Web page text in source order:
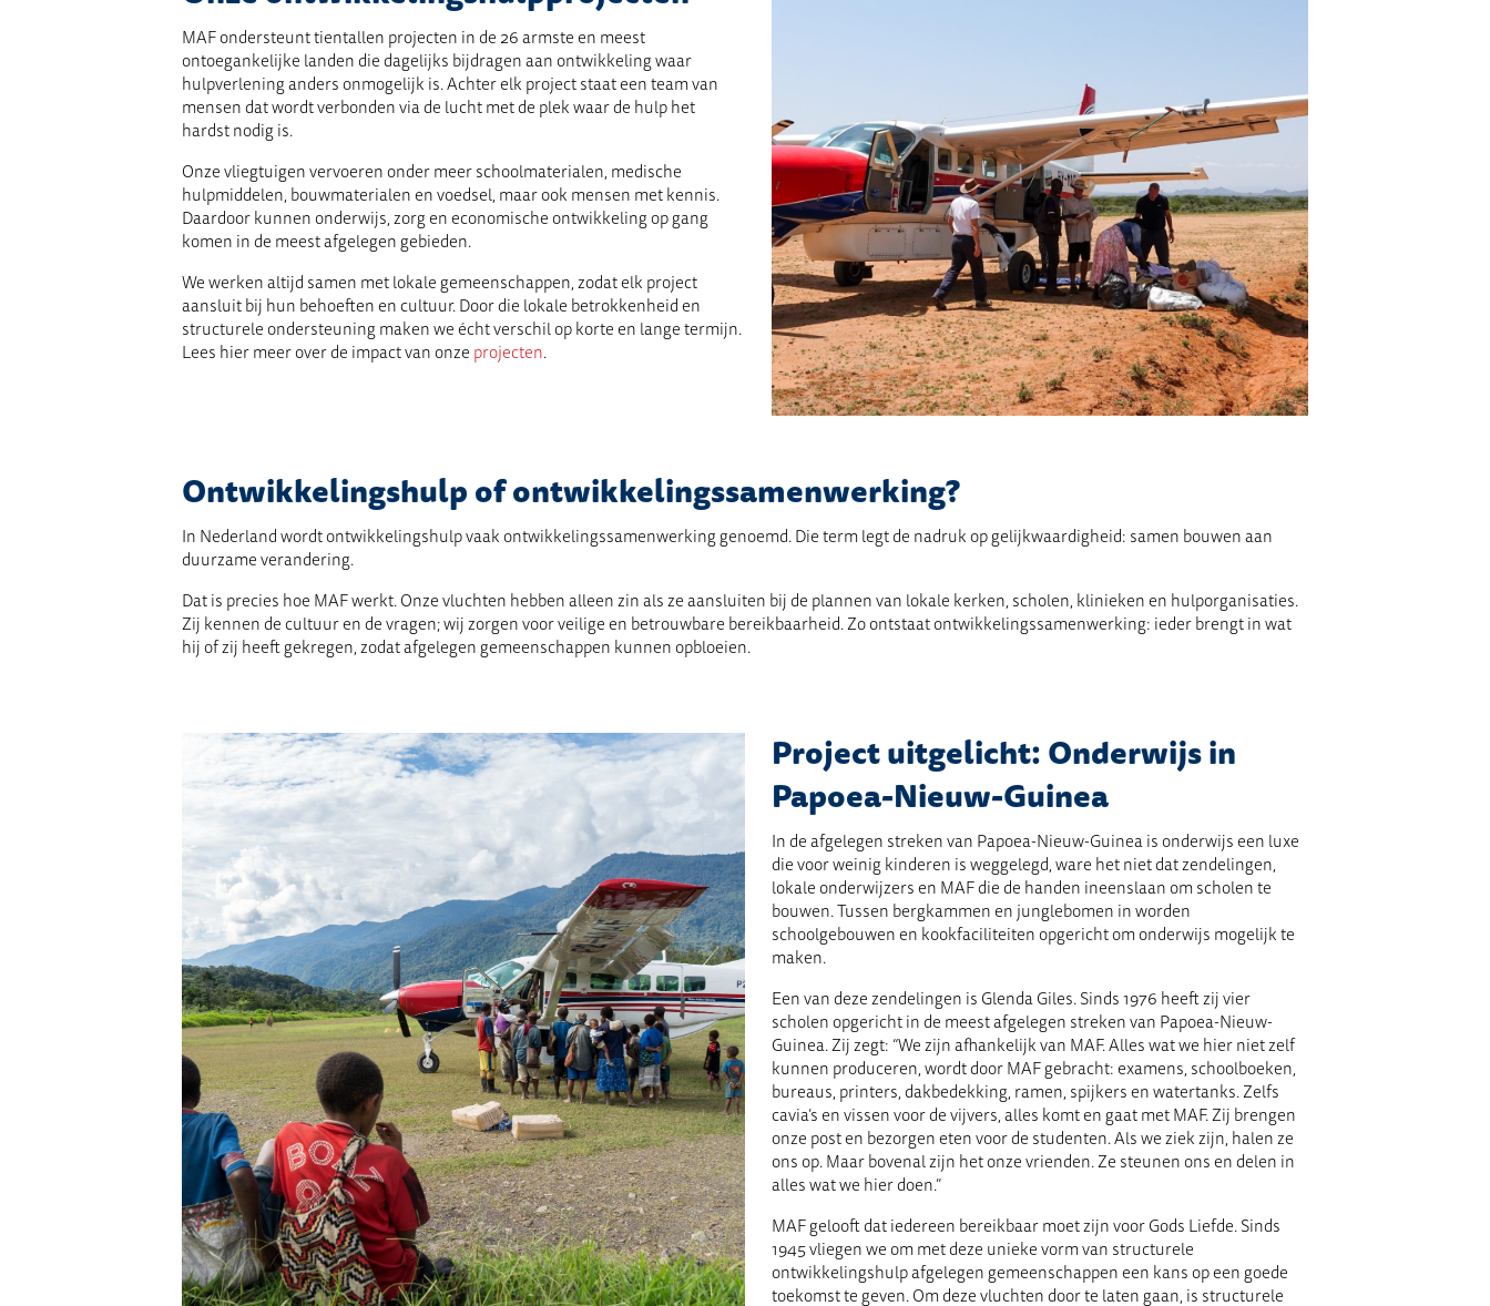
MAF ondersteunt tientallen projecten in de 26 armste en meest
ontoegankelijke landen die dagelijks bijdragen aan ontwikkeling waar
hulpverlening anders onmogelijk is. Achter elk project staat een team van
mensen dat wordt verbonden via de lucht met de plek waar de hulp het
hardst nodig is.
Onze vliegtuigen vervoeren onder meer schoolmaterialen, medische
hulpmiddelen, bouwmaterialen en voedsel, maar ook mensen met kennis.
Daardoor kunnen onderwijs, zorg en economische ontwikkeling op gang
komen in de meest afgelegen gebieden.
We werken altijd samen met lokale gemeenschappen, zodat elk project
aansluit bij hun behoeften en cultuur. Door die lokale betrokkenheid en
structurele ondersteuning maken we écht verschil op korte en lange termijn.
Lees hier meer over de impact van onze projecten.
Ontwikkelingshulp of ontwikkelingssamenwerking?
In Nederland wordt ontwikkelingshulp vaak ontwikkelingssamenwerking genoemd. Die term legt de nadruk op gelijkwaardigheid: samen bouwen aan
duurzame verandering.
Dat is precies hoe MAF werkt. Onze vluchten hebben alleen zin als ze aansluiten bij de plannen van lokale kerken, scholen, klinieken en hulporganisaties.
Zij kennen de cultuur en de vragen; wij zorgen voor veilige en betrouwbare bereikbaarheid. Zo ontstaat ontwikkelingssamenwerking: ieder brengt in wat
hij of zij heeft gekregen, zodat afgelegen gemeenschappen kunnen opbloeien.
Project uitgelicht: Onderwijs in
Papoea-Nieuw-Guinea
In de afgelegen streken van Papoea-Nieuw-Guinea is onderwijs een luxe
die voor weinig kinderen is weggelegd, ware het niet dat zendelingen,
lokale onderwijzers en MAF die de handen ineenslaan om scholen te
bouwen. Tussen bergkammen en junglebomen in worden
schoolgebouwen en kookfaciliteiten opgericht om onderwijs mogelijk te
maken.
Een van deze zendelingen is Glenda Giles. Sinds 1976 heeft zij vier
scholen opgericht in de meest afgelegen streken van Papoea-Nieuw-
Guinea. Zij zegt: “We zijn afhankelijk van MAF. Alles wat we hier niet zelf
kunnen produceren, wordt door MAF gebracht: examens, schoolboeken,
bureaus, printers, dakbedekking, ramen, spijkers en watertanks. Zelfs
cavia’s en vissen voor de vijvers, alles komt en gaat met MAF. Zij brengen
onze post en bezorgen eten voor de studenten. Als we ziek zijn, halen ze
ons op. Maar bovenal zijn het onze vrienden. Ze steunen ons en delen in
alles wat we hier doen.”
MAF gelooft dat iedereen bereikbaar moet zijn voor Gods Liefde. Sinds
1945 vliegen we om met deze unieke vorm van structurele
ontwikkelingshulp afgelegen gemeenschappen een kans op een goede
toekomst te geven. Om deze vluchten door te laten gaan, is structurele